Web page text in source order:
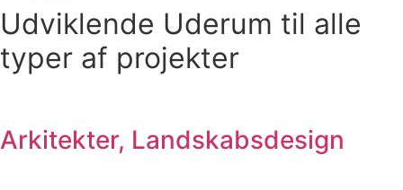
Udviklende Uderum til alle
typer af projekter
Arkitekter, Landskabsdesign